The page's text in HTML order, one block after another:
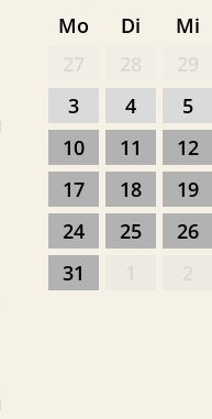
Mo Di Mi
3
4 5
10
11 12
17
18 19
24
25 26
31